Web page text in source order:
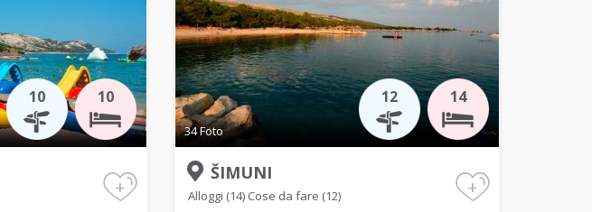
10
10
+
34 Foto
14
12
ŠIMUNI
Alloggi (14) Cose da fare (12) +